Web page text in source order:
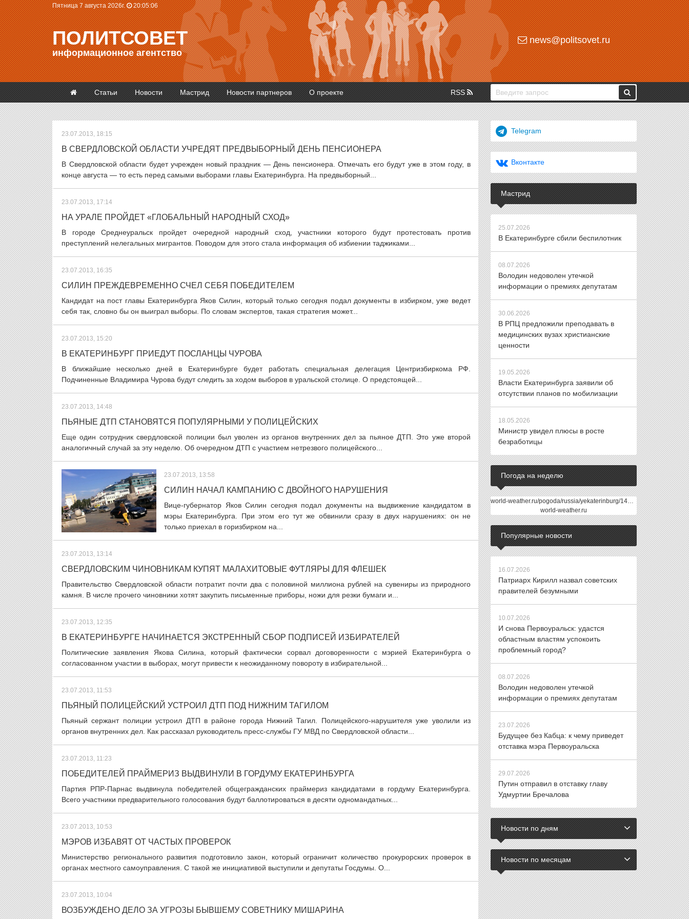
Пятница 7 августа 2026г. 20:05:07
ПОЛИТСОВЕТ
информационное агентство
news@politsovet.ru
Статьи Новости Мастрид Новости партнеров О проекте RSS
23.07.2013, 18:15
В СВЕРДЛОВСКОЙ ОБЛАСТИ УЧРЕДЯТ ПРЕДВЫБОРНЫЙ ДЕНЬ ПЕНСИОНЕРА
В Свердловской области будет учрежден новый праздник — День пенсионера. Отмечать его будут уже в этом году, в
конце августа — то есть перед самыми выборами главы Екатеринбурга. На предвыборный...
23.07.2013, 17:14
НА УРАЛЕ ПРОЙДЕТ «ГЛОБАЛЬНЫЙ НАРОДНЫЙ СХОД»
В городе Среднеуральск пройдет очередной народный сход, участники которого будут протестовать против
преступлений нелегальных мигрантов. Поводом для этого стала информация об избиении таджиками...
23.07.2013, 16:35
СИЛИН ПРЕЖДЕВРЕМЕННО СЧЕЛ СЕБЯ ПОБЕДИТЕЛЕМ
Кандидат на пост главы Екатеринбурга Яков Силин, который только сегодня подал документы в избирком, уже ведет
себя так, словно бы он выиграл выборы. По словам экспертов, такая стратегия может...
23.07.2013, 15:20
В ЕКАТЕРИНБУРГ ПРИЕДУТ ПОСЛАНЦЫ ЧУРОВА
В ближайшие несколько дней в Екатеринбурге будет работать специальная делегация Центризбиркома РФ.
Подчиненные Владимира Чурова будут следить за ходом выборов в уральской столице. О предстоящей...
23.07.2013, 14:48
ПЬЯНЫЕ ДТП СТАНОВЯТСЯ ПОПУЛЯРНЫМИ У ПОЛИЦЕЙСКИХ
Еще один сотрудник свердловской полиции был уволен из органов внутренних дел за пьяное ДТП. Это уже второй
аналогичный случай за эту неделю. Об очередном ДТП с участием нетрезвого полицейского...
23.07.2013, 13:58
СИЛИН НАЧАЛ КАМПАНИЮ С ДВОЙНОГО НАРУШЕНИЯ
Вице-губернатор Яков Силин сегодня подал документы на выдвижение кандидатом в
мэры Екатеринбурга. При этом его тут же обвинили сразу в двух нарушениях: он не
только приехал в горизбирком на...
23.07.2013, 13:14
СВЕРДЛОВСКИМ ЧИНОВНИКАМ КУПЯТ МАЛАХИТОВЫЕ ФУТЛЯРЫ ДЛЯ ФЛЕШЕК
Правительство Свердловской области потратит почти два с половиной миллиона рублей на сувениры из природного
камня. В числе прочего чиновники хотят закупить письменные приборы, ножи для резки бумаги и...
23.07.2013, 12:35
В ЕКАТЕРИНБУРГЕ НАЧИНАЕТСЯ ЭКСТРЕННЫЙ СБОР ПОДПИСЕЙ ИЗБИРАТЕЛЕЙ
Политические заявления Якова Силина, который фактически сорвал договоренности с мэрией Екатеринбурга о
согласованном участии в выборах, могут привести к неожиданному повороту в избирательной...
23.07.2013, 11:53
ПЬЯНЫЙ ПОЛИЦЕЙСКИЙ УСТРОИЛ ДТП ПОД НИЖНИМ ТАГИЛОМ
Пьяный сержант полиции устроил ДТП в районе города Нижний Тагил. Полицейского-нарушителя уже уволили из
органов внутренних дел. Как рассказал руководитель пресс-службы ГУ МВД по Свердловской области...
23.07.2013, 11:23
ПОБЕДИТЕЛЕЙ ПРАЙМЕРИЗ ВЫДВИНУЛИ В ГОРДУМУ ЕКАТЕРИНБУРГА
Партия РПР-Парнас выдвинула победителей общегражданских праймериз кандидатами в гордуму Екатеринбурга.
Всего участники предварительного голосования будут баллотироваться в десяти одномандатных...
23.07.2013, 10:53
МЭРОВ ИЗБАВЯТ ОТ ЧАСТЫХ ПРОВЕРОК
Министерство регионального развития подготовило закон, который ограничит количество прокурорских проверок в
органах местного самоуправления. С такой же инициативой выступили и депутаты Госдумы. О...
23.07.2013, 10:04
ВОЗБУЖДЕНО ДЕЛО ЗА УГРОЗЫ БЫВШЕМУ СОВЕТНИКУ МИШАРИНА
Telegram
Вконтакте
Мастрид
25.07.2026
В Екатеринбурге сбили беспилотник
08.07.2026
Володин недоволен утечкой
информации о премиях депутатам
30.06.2026
В РПЦ предложили преподавать в
медицинских вузах христианские
ценности
19.05.2026
Власти Екатеринбурга заявили об
отсутствии планов по мобилизации
18.05.2026
Министр увидел плюсы в росте
безработицы
Погода на неделю
world-weather.ru/pogoda/russia/yekaterinburg/14days/
world-weather.ru
Популярные новости
16.07.2026
Патриарх Кирилл назвал советских
правителей безумными
10.07.2026
И снова Первоуральск: удастся
областным властям успокоить
проблемный город?
08.07.2026
Володин недоволен утечкой
информации о премиях депутатам
23.07.2026
Будущее без Кабца: к чему приведет
отставка мэра Первоуральска
29.07.2026
Путин отправил в отставку главу
Удмуртии Бречалова
Новости по дням
Новости по месяцам